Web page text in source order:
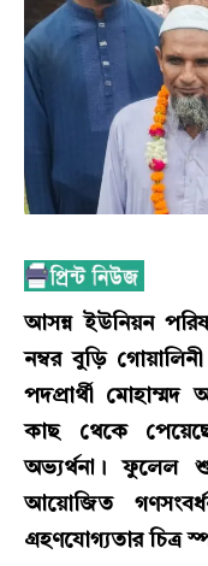
আসন্ন ইউনিয়ন
নম্বর বুড়ি গোয়ালিনী
পদপ্রার্থী
কাছ থেকে
অভ্যর্থনা। ফুলেল
আয়োজিত
গ্রহণযোগ্যতার চিত্র